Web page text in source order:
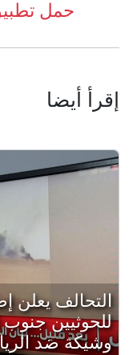
حمل
إقرأ أيضا
للحوثيين
وشيكة ضد